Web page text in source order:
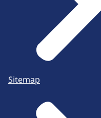
Sitemap